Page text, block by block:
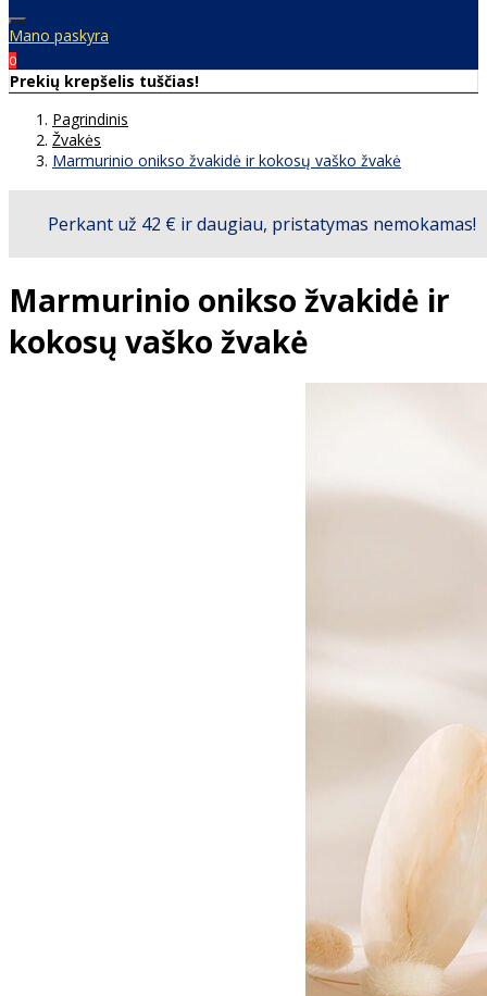
Mano paskyra
0
Prekių krepšelis tuščias!
Pagrindinis
Žvakės
Marmurinio onikso žvakidė ir kokosų vaško žvakė
Marmurinio onikso žvakidė ir
kokosų vaško žvakė